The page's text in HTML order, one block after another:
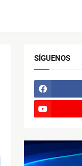
SÍGUENOS